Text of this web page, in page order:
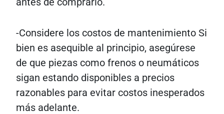
-Considere los costos de mantenimiento Si
bien es asequible al principio, asegúrese
de que piezas como frenos o neumáticos
sigan estando disponibles a precios
razonables para evitar costos inesperados
más adelante.